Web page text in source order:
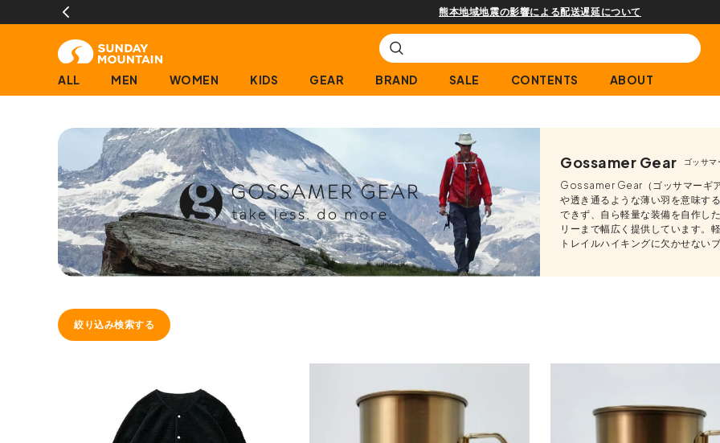
熊本地域地震の影響による配送遅延について
ALL MEN WOMEN KIDS GEAR BRAND SALE CONTENTS ABOUT
Gossamer Gear ゴッサマ
Gossamer Gear（ゴッサマーギ
や透き通るような薄い羽を意味す
できず、自ら軽量な装備を自作し
リーまで幅広く提供しています。
トレイルハイキングに欠かせない
絞り込み検索する